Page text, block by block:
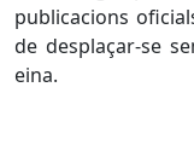
publicacions
de desplaçar-se
eina.